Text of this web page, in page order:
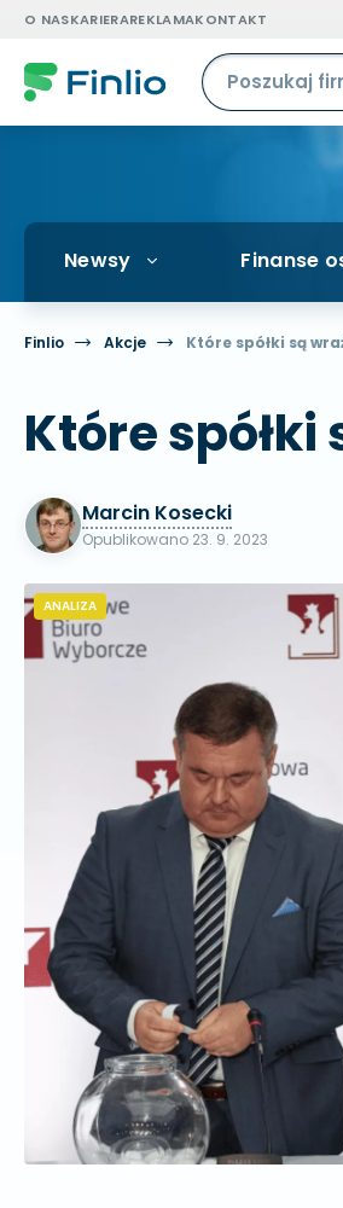
O NASKARIERAREKLAMAKONTAKT
Newsy Finanse
Finlio Akcje Które spółki są
Które
Marcin Kosecki
Opublikowano 23. 9. 2023
ANALIZA